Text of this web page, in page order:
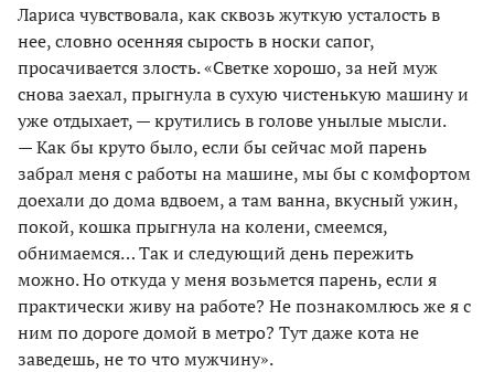
Лариса чувствовала, как сквозь жуткую усталость в
нее, словно осенняя сырость в носки сапог,
просачивается злость. «Светке хорошо, за ней муж
снова заехал, прыгнула в сухую чистенькую машину и
уже отдыхает, — крутились в голове унылые мысли.
— Как бы круто было, если бы сейчас мой парень
забрал меня с работы на машине, мы бы с комфортом
доехали до дома вдвоем, а там ванна, вкусный ужин,
покой, кошка прыгнула на колени, смеемся,
обнимаемся… Так и следующий день пережить
можно. Но откуда у меня возьмется парень, если я
практически живу на работе? Не познакомлюсь же я с
ним по дороге домой в метро? Тут даже кота не
заведешь, не то что мужчину».